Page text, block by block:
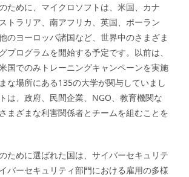
ために、マイクロソフトは、米国、カナ
トラリア、南アフリカ、英国、ポーラン
のヨーロッパ諸国など、世界中のさまざま
プログラムを開始する予定です。以前は、
国でのみトレーニングキャンペーンを実施
な場所にある135の大学が関与していまし
は、政府、民間企業、NGO、教育機関な
まざまな利害関係者とチームを組むことを
ために選ばれた国は、サイバーセキュリテ
バーセキュリティ部門における雇用の多様